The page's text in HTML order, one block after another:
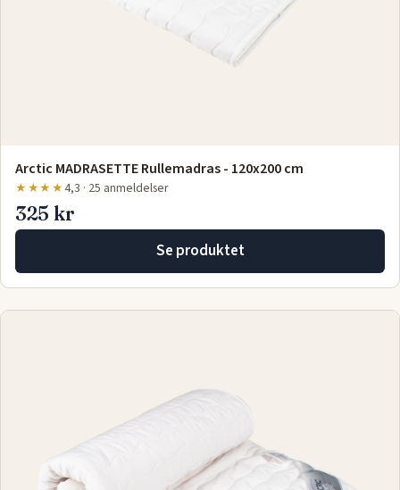
Arctic MADRASETTE Rullemadras - 120x200 cm
★★★★4,3 · 25 anmeldelser
325 kr
Se produktet